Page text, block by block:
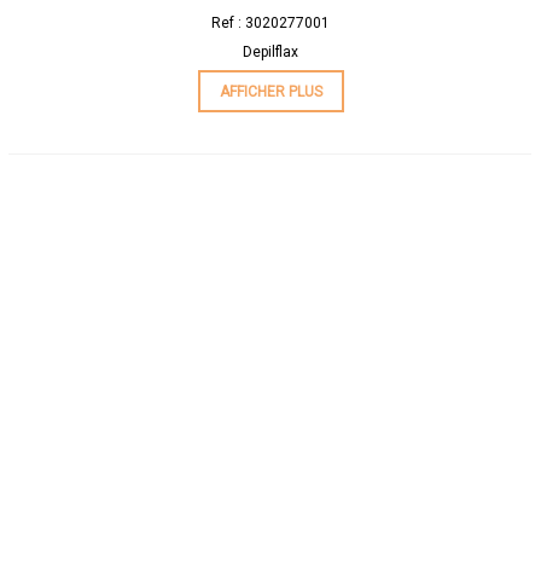
Ref : 3020277001
Depilflax
AFFICHER PLUS